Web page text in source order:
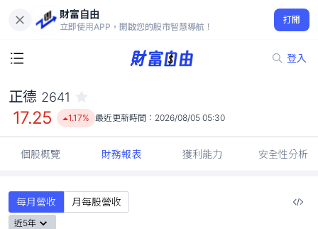
財富自由
立即使用APP，開啟您的股市智慧導航！
打開
登入
17.25
1.17%
正德 2641
17.25 1.17% 最近更新時間： 2026/08/05 05:30
個股概覽 財務報表 獲利能力 安全性分析
每月營收 月每股營收
近5年